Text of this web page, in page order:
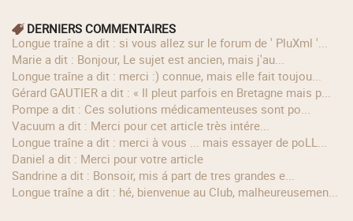
DERNIERS COMMENTAIRES
longue traîne a dit : si vous allez sur le forum de ' PluXml '...
Marie a dit : Bonjour, Le sujet est ancien, mais j'au...
longue traîne a dit : merci :) connue, mais elle fait toujou...
Gérard GAUTIER a dit : « Il pleut parfois en Bretagne mais p...
Pompe a dit : Ces solutions médicamenteuses sont po...
Vacuum a dit : Merci pour cet article très intére...
longue traîne a dit : merci à vous ... mais essayer de poLL...
Daniel a dit : Merci pour votre article
Sandrine a dit : Bonsoir, mis á part de tres grandes e...
longue traîne a dit : hé, bienvenue au Club, malheureusemen...